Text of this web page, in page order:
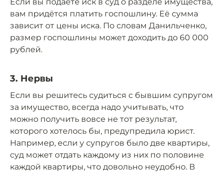
вам придётся платить госпошлину. Её сумма
зависит от цены иска. По словам Данильченко,
размер госпошлины может доходить до 60 000
рублей.
3. Нервы
Если вы решитесь судиться с бывшим супругом
за имущество, всегда надо учитывать, что
можно получить вовсе не тот результат,
которого хотелось бы, предупредила юрист.
Например, если у супругов было две квартиры,
суд может отдать каждому из них по половине
каждой квартиры, что довольно неудобно. В